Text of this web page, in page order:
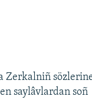
Zerkalniñ
saylâvlardan soñ